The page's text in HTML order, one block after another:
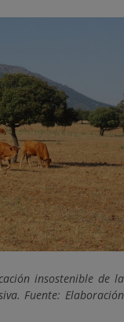
insostenible de la
Fuente: Elaboración